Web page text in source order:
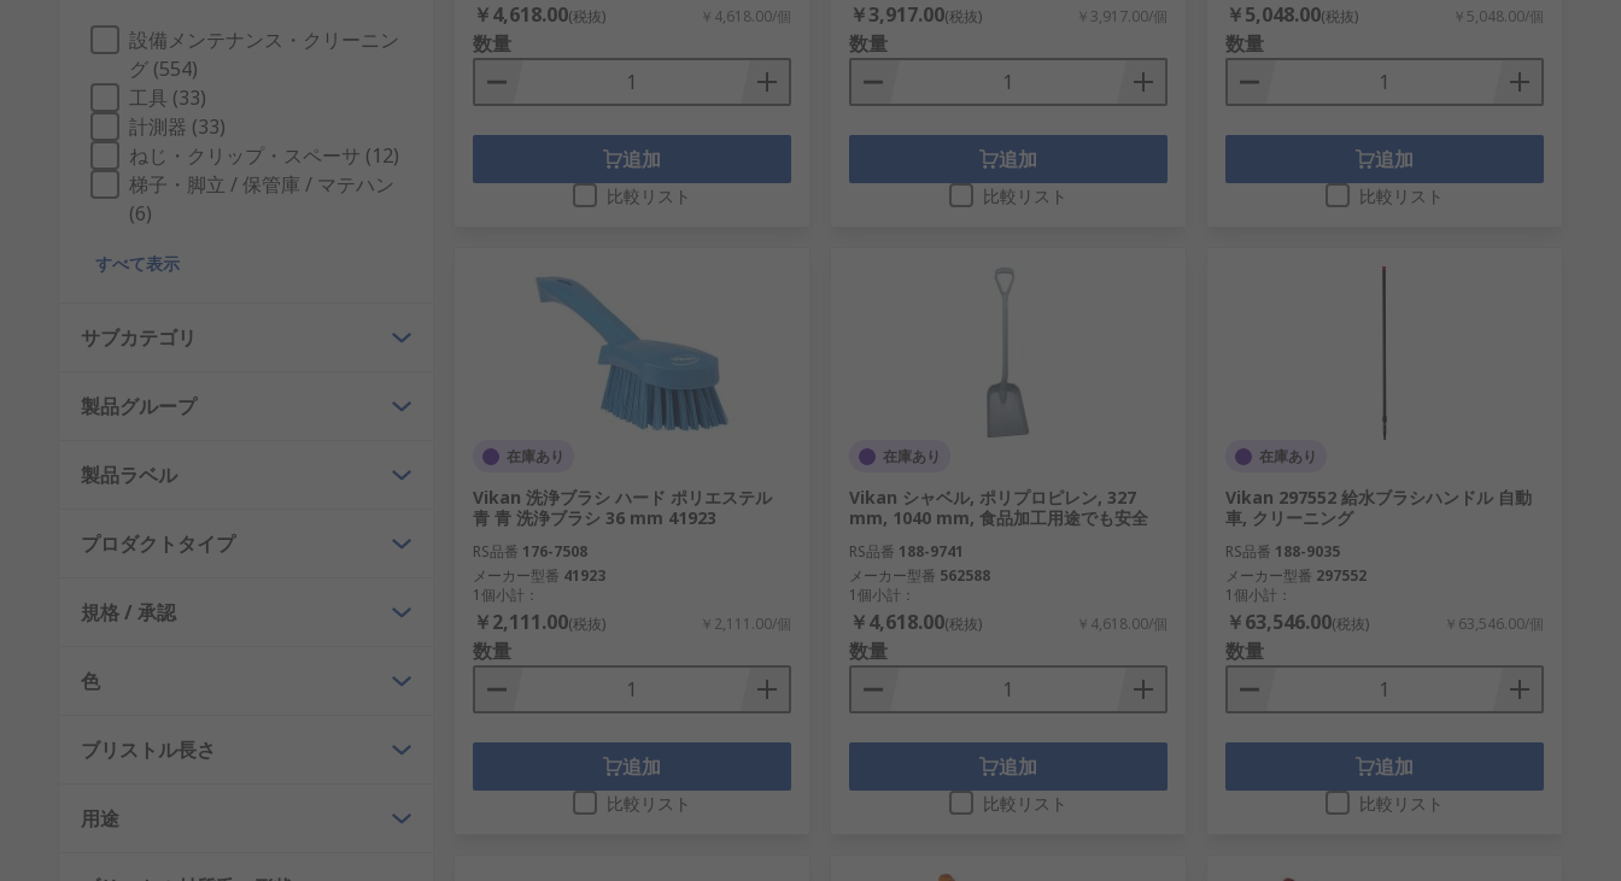
設備メンテナンス・クリーニン
グ (554)
工具 (33)
計測器 (33)
ねじ・クリップ・スペーサ (12)
梯子・脚立 / 保管庫 / マテハン
(6)
すべて表示
サブカテゴリ
製品グループ
製品ラベル
プロダクトタイプ
規格 / 承認
色
ブリストル長さ
用途
￥4,618.00(税抜) ￥4,618.00/個
数量
追加
比較リスト
￥3,917.00(税抜) ￥3,917.00/個
数量
追加
比較リスト
￥5,048.00(税抜) ￥5,048.00/個
数量
追加
比較リスト
在庫あり
Vikan 洗浄ブラシ ハード ポリエステル
青 青 洗浄ブラシ 36 mm 41923
RS品番 176-7508
メーカー型番 41923
1個小計：
￥2,111.00(税抜) ￥2,111.00/個
数量
追加
比較リスト
在庫あり
Vikan シャベル, ポリプロピレン, 327
mm, 1040 mm, 食品加工用途でも安全
RS品番 188-9741
メーカー型番 562588
1個小計：
￥4,618.00(税抜) ￥4,618.00/個
数量
追加
比較リスト
在庫あり
Vikan 297552 給水ブラシハンドル 自動
車, クリーニング
RS品番 188-9035
メーカー型番 297552
1個小計：
￥63,546.00(税抜) ￥63,546.00/個
数量
追加
比較リスト